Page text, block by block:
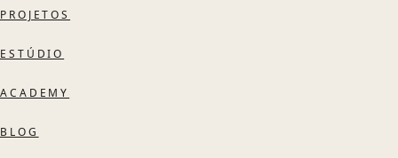
PROJETOS
ESTÚDIO
ACADEMY
BLOG